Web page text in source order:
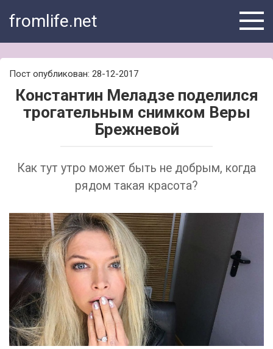
fromlife.net
Пост опубликован: 28-12-2017
Константин Меладзе поделился
трогательным снимком Веры
Брежневой
Как тут утро может быть не добрым, когда
рядом такая красота?